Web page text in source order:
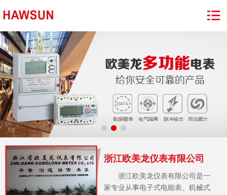
浙江欧美龙仪表有限公司
浙江欧美龙仪表有限公司是一
家专业从事电子式电能表、机械式